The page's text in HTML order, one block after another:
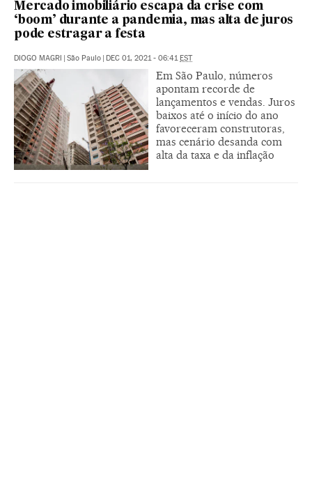
Mercado imobiliário escapa da crise com
‘boom’ durante a pandemia, mas alta de juros
pode estragar a festa
DIOGO MAGRI São Paulo DEC 01, 2021 - 06:41 EST
Em São Paulo, números
apontam recorde de
lançamentos e vendas. Juros
baixos até o início do ano
favoreceram construtoras,
mas cenário desanda com
alta da taxa e da inflação